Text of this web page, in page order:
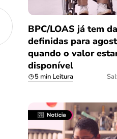
BPC/LOAS já tem
definidas para
quando o valor
disponível
5 min Leitura